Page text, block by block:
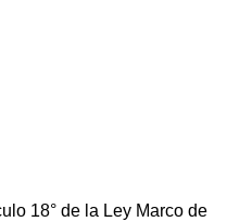
18° de la Ley Marco de